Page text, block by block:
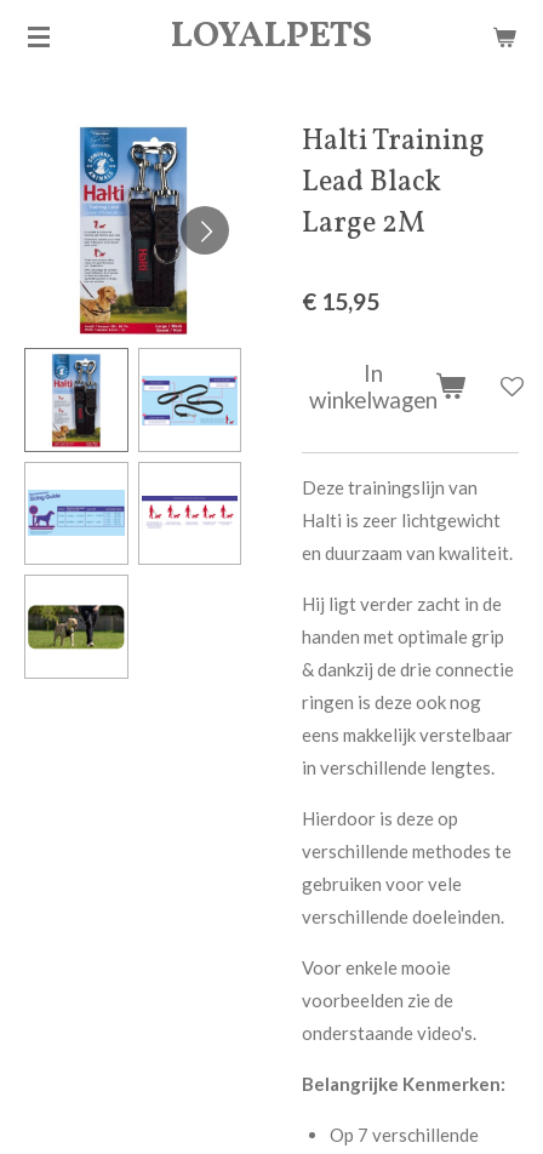
Ga
hoofdinhoud
LOYALPETS
Halti Training
Lead Black
Large 2M
€ 15,95
In
winkelwagen
Deze trainingslijn van
Halti is zeer lichtgewicht
en duurzaam van kwaliteit.
Hij ligt verder zacht in de
handen met optimale grip
& dankzij de drie connectie
ringen is deze ook nog
eens makkelijk verstelbaar
in verschillende lengtes.
Hierdoor is deze op
verschillende methodes te
gebruiken voor vele
verschillende doeleinden.
Voor enkele mooie
voorbeelden zie de
onderstaande video's.
Belangrijke Kenmerken:
Op 7 verschillende